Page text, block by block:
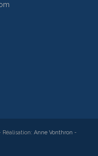
Réalisation:Anne Vonthron -